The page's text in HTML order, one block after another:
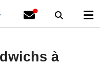
à